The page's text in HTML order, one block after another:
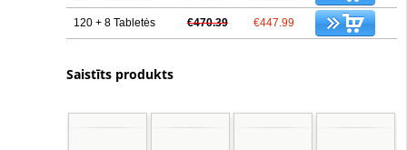
120 + 8 Tabletės €470.39 €447.99
Saistīts produkts